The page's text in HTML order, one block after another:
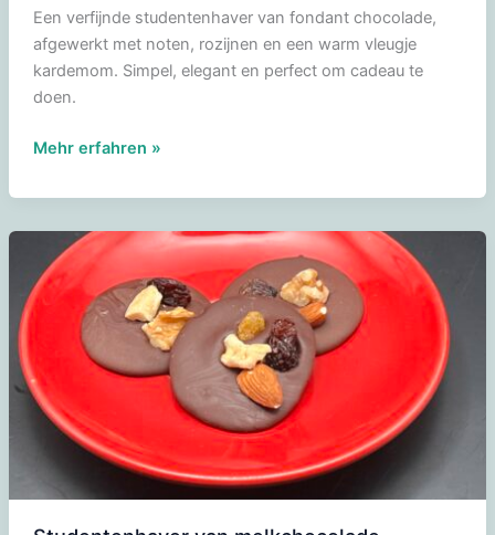
Een verfijnde studentenhaver van fondant chocolade,
afgewerkt met noten, rozijnen en een warm vleugje
kardemom. Simpel, elegant en perfect om cadeau te
doen.
Studentenhaver
fondant
chocolade
Mehr erfahren »